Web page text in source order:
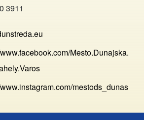
3911
Mesto.Dunajska.
mestods_dunas